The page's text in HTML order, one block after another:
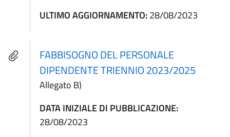
ULTIMO AGGIORNAMENTO:28/08/2023
FABBISOGNO DEL PERSONALE
DIPENDENTE TRIENNIO 2023/2025
Allegato B)
DATA INIZIALE DI PUBBLICAZIONE:
28/08/2023